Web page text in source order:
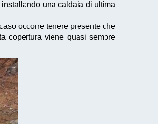
una caldaia di ultima
occorre tenere presente che
copertura viene quasi sempre